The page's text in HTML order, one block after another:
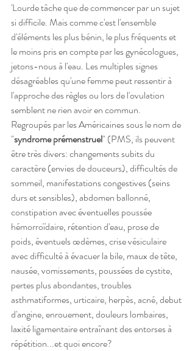
'Lourde tâche que de commencer par un sujet
si difficile. Mais comme c'est l'ensemble
d'éléments les plus bénin, le plus fréquents et
le moins pris en compte par les gynécologues,
jetons-nous à l'eau. Les multiples signes
désagréables qu'une femme peut ressentir à
l'approche des règles ou lors de l'ovulation
semblent ne rien avoir en commun.
Regroupés par les Américaines sous le nom de
"syndrome prémenstruel" (PMS, ils peuvent
être très divers: changements subits du
caractère (envies de douceurs), difficultés de
sommeil, manifestations congestives (seins
durs et sensibles), abdomen ballonné,
constipation avec éventuelles poussée
hémorroïdaire, rétention d'eau, prose de
poids, éventuels œdèmes, crise vésiculaire
avec difficulté à évacuer la bile, maux de tête,
nausée, vomissements, poussées de cystite,
pertes plus abondantes, troubles
asthmatiformes, urticaire, herpès, acné, debut
d'angine, enrouement, douleurs lombaires,
laxité ligamentaire entraînant des entorses à
répétition...et quoi encore?